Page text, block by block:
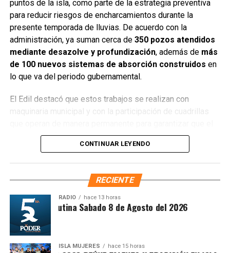
El Gobierno Municipal reafirmó su compromiso de seguir
fortaleciendo la promoción del destino y de trabajar de
sector privado, con el objetivo de consolidar a Cozumel
como uno de los destinos más importantes de México y
movilidad, conectividad y desarrollo turístico.
puntos de la isla, como parte de la estrategia preventiva
para reducir riesgos de encharcamientos durante la
presente temporada de lluvias. De acuerdo con la
administración, ya suman cerca de 350 pozos atendidos
mediante desazolve y profundización, además de más
de 100 nuevos sistemas de absorción construidos en
lo que va del periodo gubernamental.
El Edil destacó que estos trabajos se realizan con
maquinaria municipal y con la participación de cuadrillas
agua pluvial fluya de forma adecuada. “Ya hemos
desazolvado y profundizado alrededor de 345 pozos de
absorción y creado otros 100 nuevos sistemas pluviables,
con ayuda de la maquinaria del pueblo”, afirmó Chacón
Méndez al supervisar las labores.
CONTINUAR LEYENDO
RECIENTE
RADIO hace 13 horas
Síntesis Matutina Sabado 8 de Agosto del 2026
ISLA MUJERES hace 15 horas